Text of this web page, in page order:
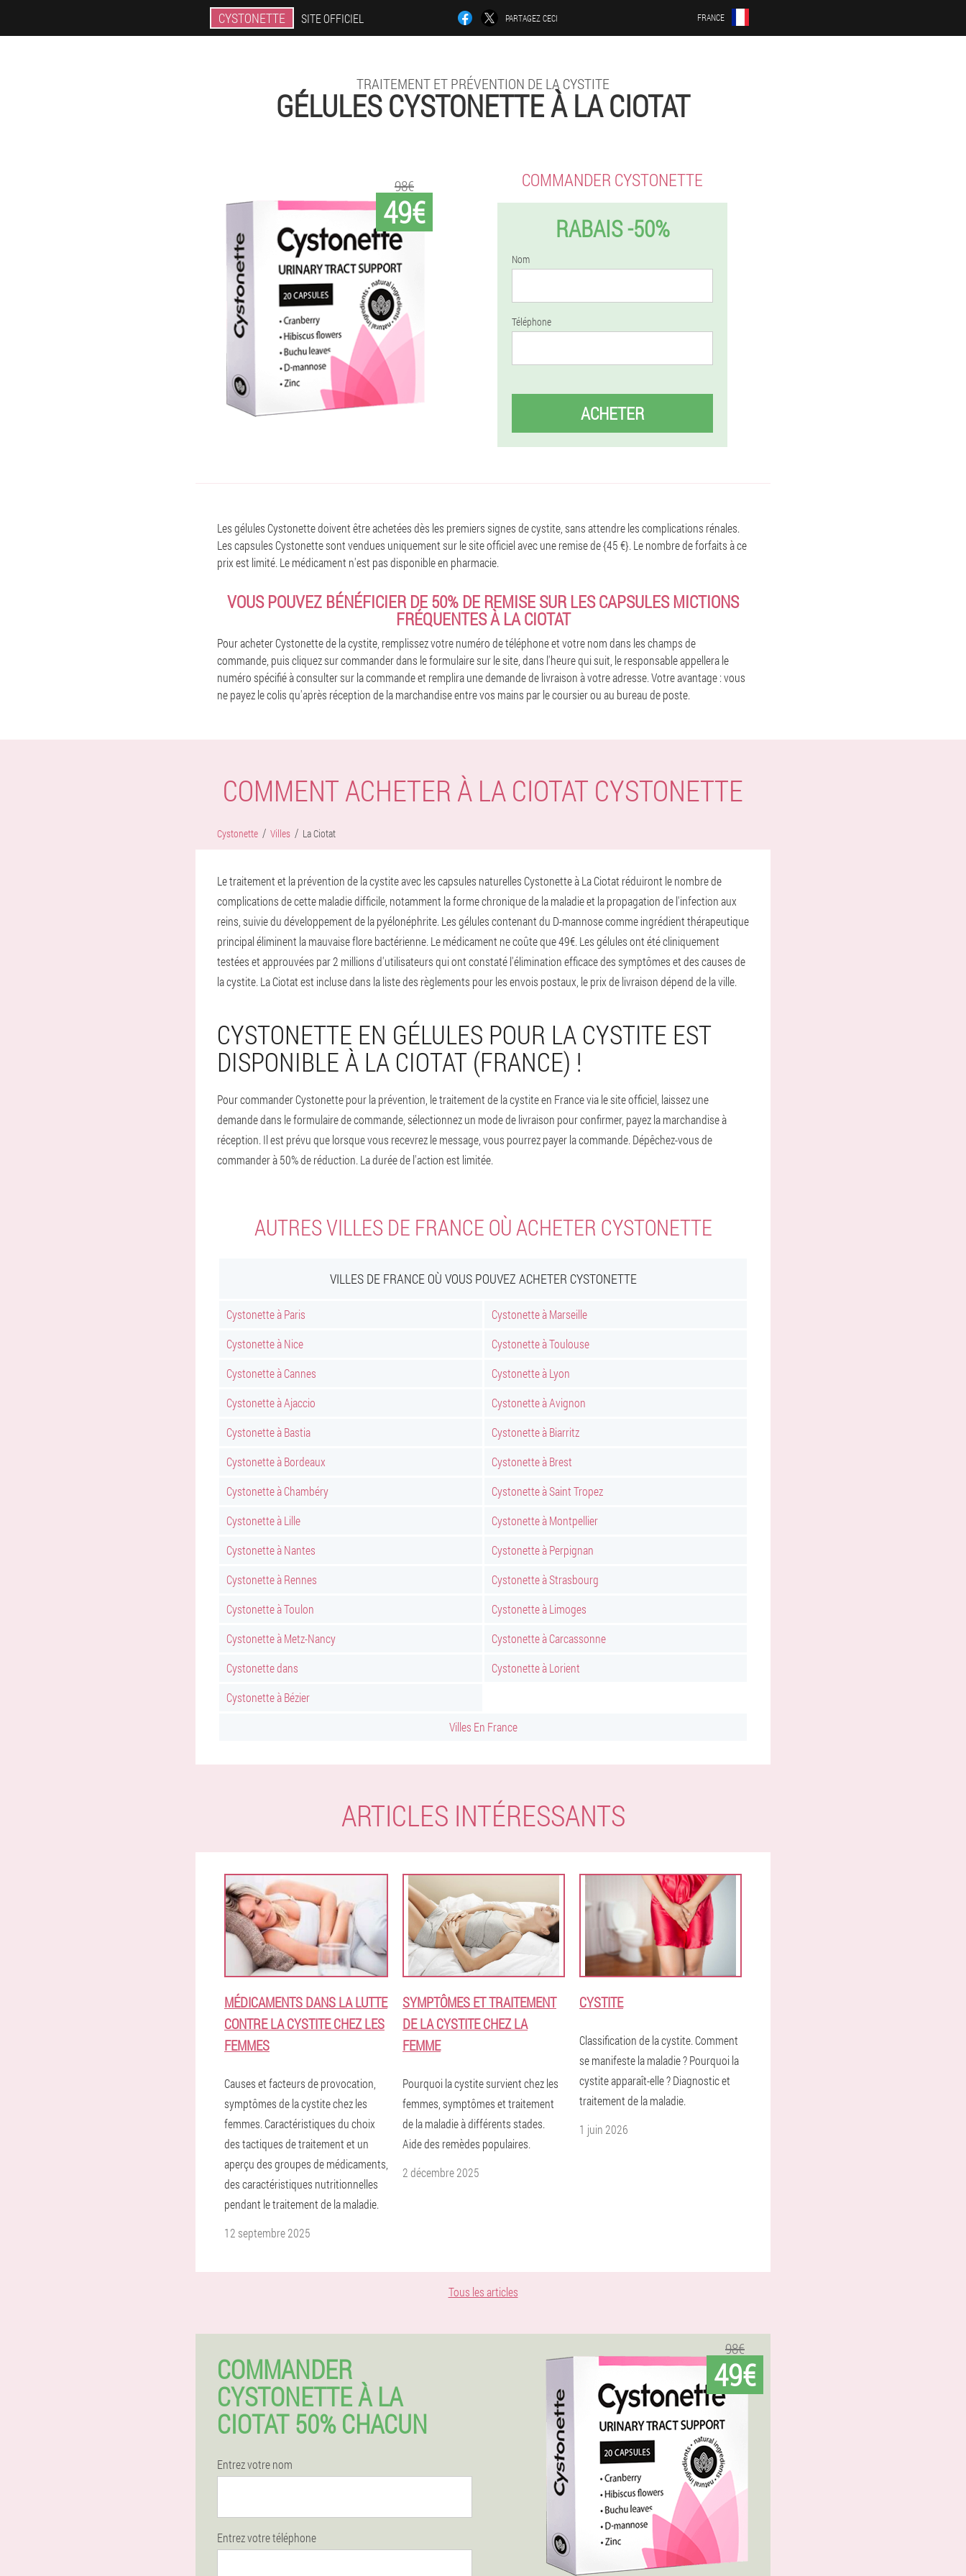
CYSTONETTE SITE OFFICIEL PARTAGEZ CECI FRANCE
TRAITEMENT ET PRÉVENTION DE LA CYSTITE
GÉLULES CYSTONETTE À LA CIOTAT
49€
98€ COMMANDER CYSTONETTE
RABAIS -50%
Nom
Téléphone
ACHETER
Les gélules Cystonette doivent être achetées dès les premiers signes de cystite, sans attendre les complications rénales.
Les capsules Cystonette sont vendues uniquement sur le site officiel avec une remise de {45 €}. Le nombre de forfaits à ce
prix est limité. Le médicament n'est pas disponible en pharmacie.
VOUS POUVEZ BÉNÉFICIER DE 50% DE REMISE SUR LES CAPSULES MICTIONS
FRÉQUENTES À LA CIOTAT
Pour acheter Cystonette de la cystite, remplissez votre numéro de téléphone et votre nom dans les champs de
commande, puis cliquez sur commander dans le formulaire sur le site, dans l'heure qui suit, le responsable appellera le
numéro spécifié à consulter sur la commande et remplira une demande de livraison à votre adresse. Votre avantage : vous
ne payez le colis qu'après réception de la marchandise entre vos mains par le coursier ou au bureau de poste.
COMMENT ACHETER À LA CIOTAT CYSTONETTE
Cystonette Villes La Ciotat
Le traitement et la prévention de la cystite avec les capsules naturelles Cystonette à La Ciotat réduiront le nombre de
complications de cette maladie difficile, notamment la forme chronique de la maladie et la propagation de l'infection aux
reins, suivie du développement de la pyélonéphrite. Les gélules contenant du D-mannose comme ingrédient thérapeutique
principal éliminent la mauvaise flore bactérienne. Le médicament ne coûte que 49€. Les gélules ont été cliniquement
testées et approuvées par 2 millions d'utilisateurs qui ont constaté l'élimination efficace des symptômes et des causes de
la cystite. La Ciotat est incluse dans la liste des règlements pour les envois postaux, le prix de livraison dépend de la ville.
CYSTONETTE EN GÉLULES POUR LA CYSTITE EST
DISPONIBLE À LA CIOTAT (FRANCE) !
Pour commander Cystonette pour la prévention, le traitement de la cystite en France via le site officiel, laissez une
demande dans le formulaire de commande, sélectionnez un mode de livraison pour confirmer, payez la marchandise à
réception. Il est prévu que lorsque vous recevrez le message, vous pourrez payer la commande. Dépêchez-vous de
commander à 50% de réduction. La durée de l'action est limitée.
AUTRES VILLES DE FRANCE OÙ ACHETER CYSTONETTE
VILLES DE FRANCE OÙ VOUS POUVEZ ACHETER CYSTONETTE
Cystonette à Paris
Cystonette à Marseille
Cystonette à Nice
Cystonette à Toulouse
Cystonette à Cannes
Cystonette à Lyon
Cystonette à Ajaccio
Cystonette à Avignon
Cystonette à Bastia
Cystonette à Biarritz
Cystonette à Bordeaux
Cystonette à Brest
Cystonette à Chambéry
Cystonette à Saint Tropez
Cystonette à Lille
Cystonette à Montpellier
Cystonette à Nantes
Cystonette à Perpignan
Cystonette à Rennes
Cystonette à Strasbourg
Cystonette à Toulon
Cystonette à Limoges
Cystonette à Metz-Nancy
Cystonette à Carcassonne
Cystonette dans
Cystonette à Lorient
Cystonette à Bézier
Villes En France
ARTICLES INTÉRESSANTS
MÉDICAMENTS DANS LA LUTTE
CONTRE LA CYSTITE CHEZ LES
FEMMES
Causes et facteurs de provocation,
symptômes de la cystite chez les
femmes. Caractéristiques du choix
des tactiques de traitement et un
aperçu des groupes de médicaments,
des caractéristiques nutritionnelles
pendant le traitement de la maladie.
12 septembre 2025
SYMPTÔMES ET TRAITEMENT
DE LA CYSTITE CHEZ LA
FEMME
Pourquoi la cystite survient chez les
femmes, symptômes et traitement
de la maladie à différents stades.
Aide des remèdes populaires.
2 décembre 2025
CYSTITE
Classification de la cystite. Comment
se manifeste la maladie ? Pourquoi la
cystite apparaît-elle ? Diagnostic et
traitement de la maladie.
1 juin 2026
Tous les articles
COMMANDER
CYSTONETTE À LA
CIOTAT 50% CHACUN
Entrez votre nom
Entrez votre téléphone
98€
49€